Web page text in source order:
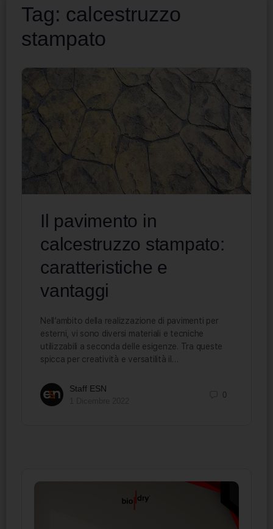
Tag: calcestruzzo
stampato
Il pavimento in
calcestruzzo stampato:
caratteristiche e
vantaggi
Nell’ambito della realizzazione di pavimenti per
esterni, vi sono diversi materiali e tecniche
utilizzabili a seconda delle esigenze. Tra queste
spicca per creatività e versatilità il…
Staff ESN
0